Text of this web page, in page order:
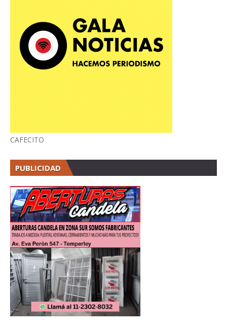
CAFECITO
PUBLICIDAD